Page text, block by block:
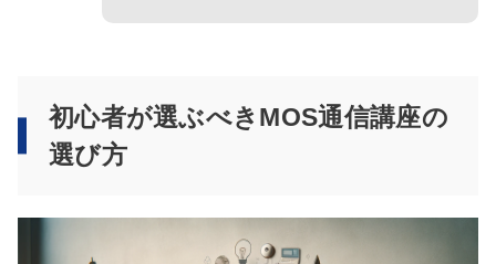
初心者が選ぶべきMOS通信講座の
選び方